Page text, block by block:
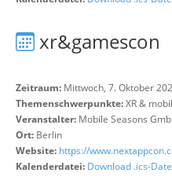
xr&gamescon
Zeitraum: Mittwoch, 7. Oktober
Themenschwerpunkte:XR &
Veranstalter: Mobile Seasons
Ort: Berlin
Website: https://
Kalenderdatei: Download .ics-